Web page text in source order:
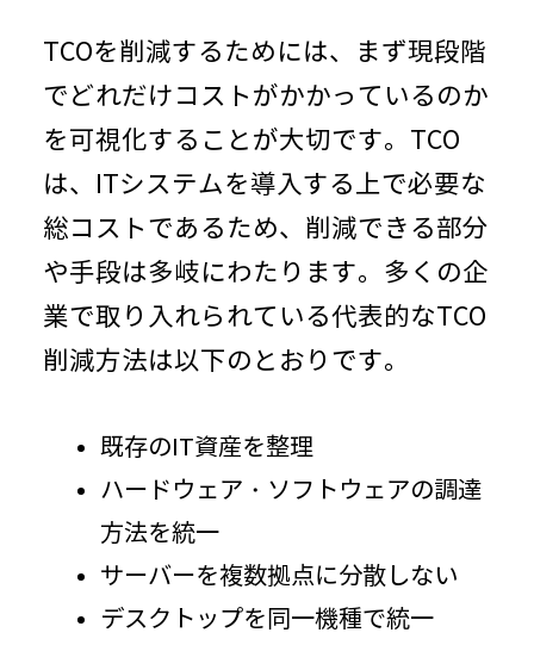
TCOを削減するためには、まず現段階
でどれだけコストがかかっているのか
を可視化することが大切です。 TCO
は、 ITシステムを導入する上で必要な
総コストであるため、削減できる部分
や手段は多岐にわたります。多くの企
業で取り入れられている代表的なTCO
削減方法は以下のとおりです。
既存のIT資産を整理
ハードウェア・ソフトウェアの調達
方法を統一
サーバーを複数拠点に分散しない
デスクトップを同一機種で統一